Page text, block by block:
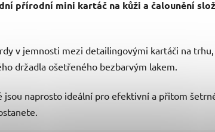
přírodní mini kartáč na kůži a čalounění
v jemnosti mezi detailingovými kartáči na
držadla ošetřeného bezbarvým lakem.
naprosto ideální pro efektivní a přitom